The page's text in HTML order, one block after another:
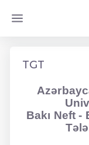
TGT
Bakı Neft